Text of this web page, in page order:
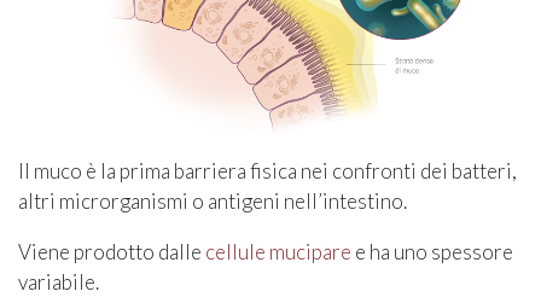
Il muco è la prima barriera fisica nei confronti dei batteri,
altri microrganismi o antigeni nell’intestino.
Viene prodotto dalle cellule mucipare e ha uno spessore
variabile.